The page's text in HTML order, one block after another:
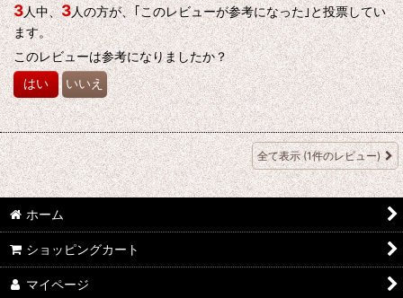
3人中、3人の方が、｢このレビューが参考になった｣と投票してい
ます。
このレビューは参考になりましたか？
はい いいえ
全て表示 (1件のレビュー)
ホーム
ショッピングカート
マイページ